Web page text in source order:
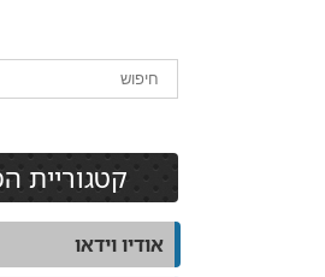
קטגוריית
אודיו וידאו